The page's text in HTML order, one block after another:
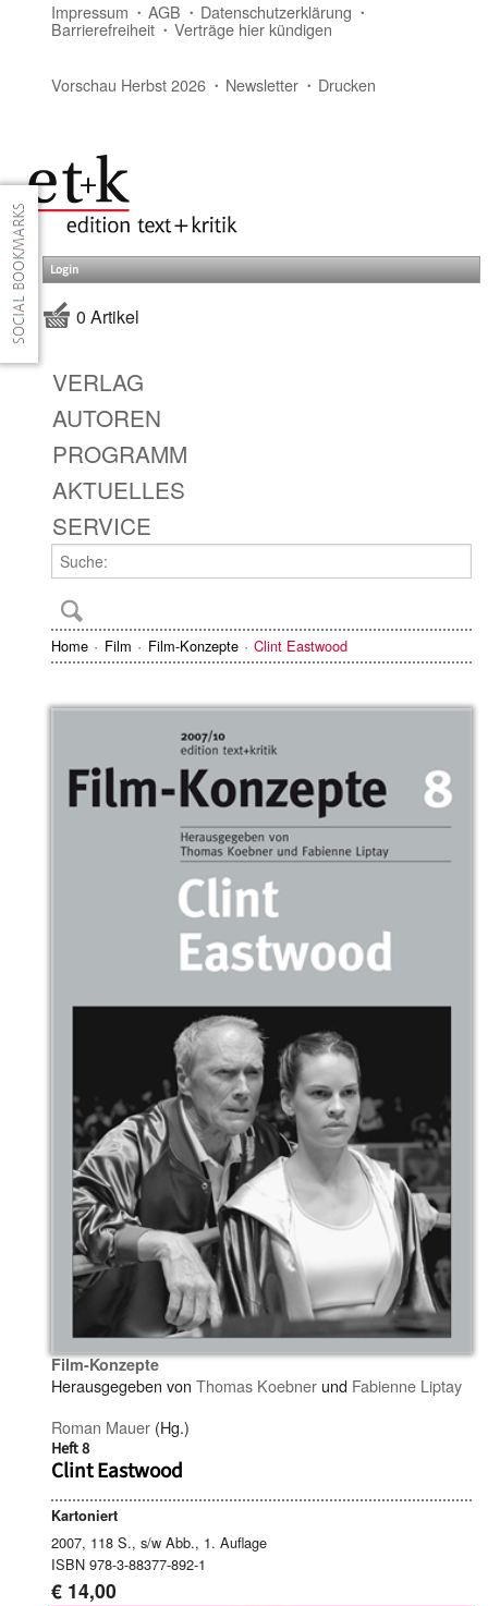
Impressum AGB Datenschutzerklärung
Barrierefreiheit Verträge hier kündigen
Vorschau Herbst 2026 Newsletter Drucken
Login
0 Artikel
VERLAG
AUTOREN
PROGRAMM
AKTUELLES
SERVICE
Home Film Film-Konzepte Clint Eastwood
Film-Konzepte
Herausgegeben von Thomas Koebner und Fabienne Liptay
Roman Mauer (Hg.)
Heft 8
Clint Eastwood
Kartoniert
2007, 118 S., s/w Abb., 1. Auflage
ISBN 978-3-88377-892-1
€ 14,00